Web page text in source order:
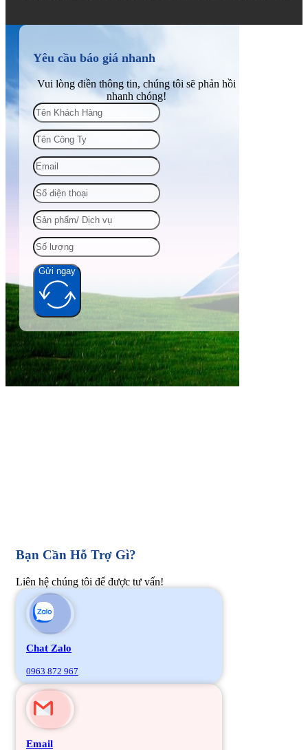
Yêu cầu báo giá nhanh
Vui lòng điền thông tin, chúng tôi sẽ phản hồi
nhanh chóng!
Gửi ngay
Bạn Cần Hỗ Trợ Gì?
Liên hệ chúng tôi để được tư vấn!
Chat Zalo
0963 872 967
Email